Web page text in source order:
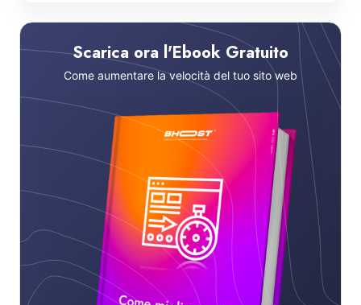
Scarica ora l'Ebook Gratuito
Come aumentare la velocità del tuo sito web